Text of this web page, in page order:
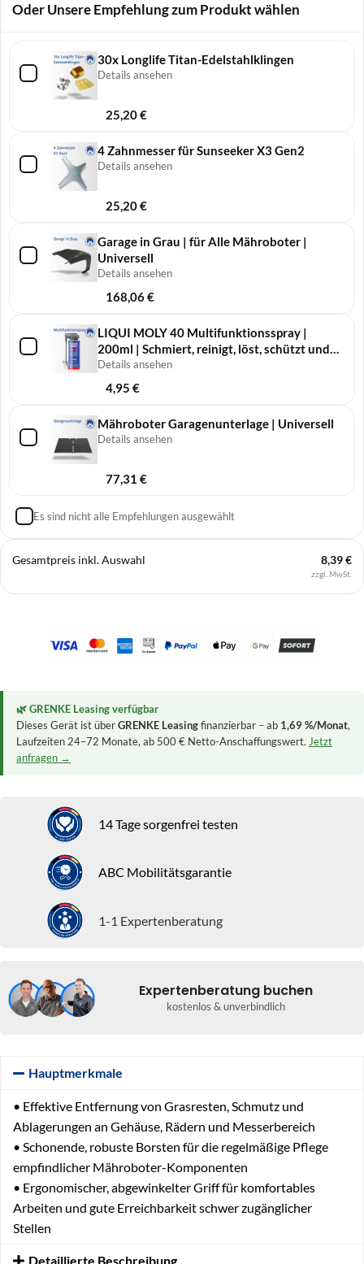
Oder Unsere Empfehlung zum Produkt wählen
30x Longlife Titan-Edelstahlklingen
Details ansehen
25,20€
4 Zahnmesser für Sunseeker X3 Gen2
Details ansehen
25,20€
Garage in Grau | für Alle Mähroboter |
Universell
Details ansehen
168,06€
LIQUI MOLY 40 Multifunktionsspray |
200ml | Schmiert, reinigt, löst, schützt und
pflegt
Details ansehen
4,95 €
Mähroboter Garagenunterlage | Universell
Details ansehen
77,31 €
Es sind nicht alle Empfehlungen ausgewählt
Gesamtpreis inkl. Auswahl 8,39 €
zzgl. MwSt.
🌿 GRENKE Leasing verfügbar
Dieses Gerät ist überGRENKE Leasingfinanzierbar – ab 1,69 %/Monat,
Laufzeiten 24–72 Monate, ab 500 € Netto-Anschaffungswert. Jetzt
anfragen →
14 Tage sorgenfrei testen
ABC Mobilitätsgarantie
1-1 Expertenberatung
Expertenberatung buchen
kostenlos & unverbindlich
Hauptmerkmale
• Effektive Entfernung von Grasresten, Schmutz und
Ablagerungen an Gehäuse, Rädern und Messerbereich
• Schonende, robuste Borsten für die regelmäßige Pflege
empfindlicher Mähroboter-Komponenten
• Ergonomischer, abgewinkelter Griff für komfortables
Arbeiten und gute Erreichbarkeit schwer zugänglicher
Stellen
Detaillierte Beschreibung